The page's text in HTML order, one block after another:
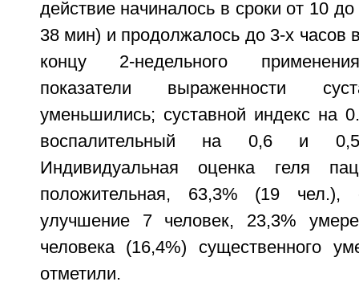
действие начиналось в сроки от 10
38 мин) и продолжалось до 3-х часов
концу 2-недельного
показатели выраженности
уменьшились; суставной индекс на
воспалительный на 0,6 и
Индивидуальная оценка геля
положительная, 63,3% (19 чел.),
улучшение 7 человек, 23,3%
человека (16,4%) существенного
отметили.